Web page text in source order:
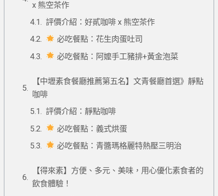
x 熊空茶作
評價介紹：好貳咖啡 x 熊空茶作
必吃餐點：花生肉蛋吐司
必吃餐點：阿嬤手工豬排+黃金泡菜
【中壢素食餐廳推薦第五名】文青餐廳首選》靜點
咖啡
評價介紹：靜點咖啡
必吃餐點：義式烘蛋
必吃餐點：青醬瑪格麗特熱壓三明治
【得來素】方便、多元、美味，用心優化素食者的
飲食體驗！